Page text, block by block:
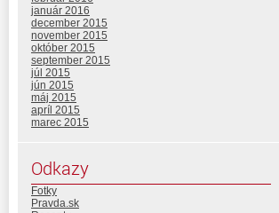
január 2016
december 2015
november 2015
október 2015
september 2015
júl 2015
jún 2015
máj 2015
apríl 2015
marec 2015
Odkazy
Fotky
Pravda.sk